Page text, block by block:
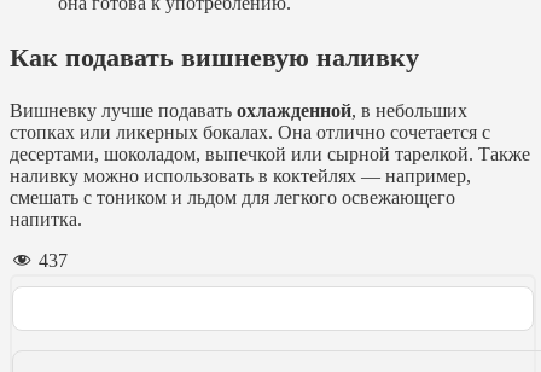
Как подавать вишневую наливку
Вишневку лучше подавать охлажденной, в небольших
стопках или ликерных бокалах. Она отлично сочетается с
десертами, шоколадом, выпечкой или сырной тарелкой. Также
наливку можно использовать в коктейлях — например,
смешать с тоником и льдом для легкого освежающего
напитка.
437